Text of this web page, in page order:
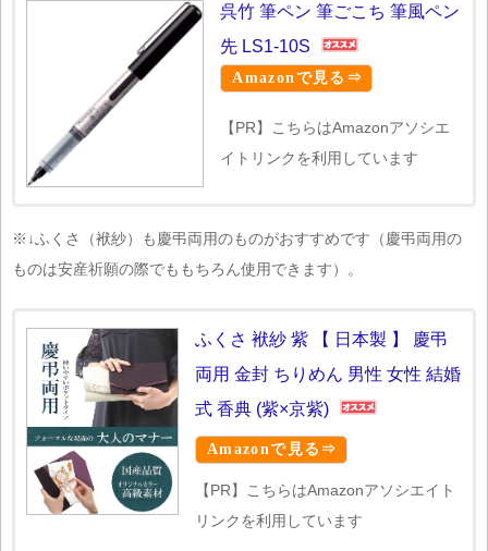
呉竹 筆ペン 筆ごこち 筆風ペン
先 LS1-10S
Amazonで見る⇒
【PR】こちらはAmazonアソシエ
イトリンクを利用しています
※↓ふくさ（袱紗）も慶弔両用のものがおすすめです（慶弔両用の
ものは安産祈願の際でももちろん使用できます）。
ふくさ 袱紗 紫 【 日本製 】 慶弔
両用 金封 ちりめん 男性 女性 結婚
式 香典 (紫×京紫)
Amazonで見る⇒
【PR】こちらはAmazonアソシエイト
リンクを利用しています